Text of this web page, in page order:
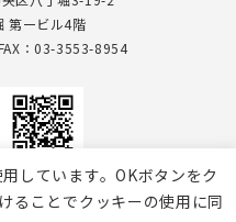
第一ビル4階
：03-3553-8954
しています。OKボタンをク
ることでクッキーの使用に同